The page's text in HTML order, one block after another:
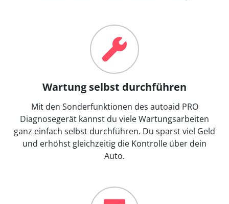
Wartung selbst durchführen
Mit den Sonderfunktionen des autoaid PRO
Diagnosegerät kannst du viele Wartungsarbeiten
ganz einfach selbst durchführen. Du sparst viel Geld
und erhöhst gleichzeitig die Kontrolle über dein
Auto.